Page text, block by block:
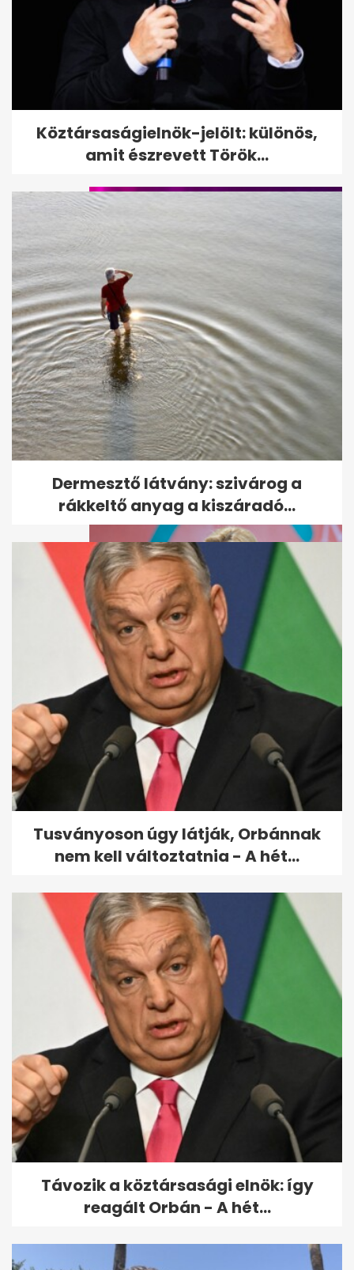
Elhunyt a Grease sztárja,
Susan Buckner
Telex: Justin Bieber Tiborcz
István kastélyszállójában
bulizott...
Rogán Cecília fürdőruhában
posztolt
Köztársaságielnök-jelölt: különös,
amit észrevett Török...
Dermesztő látvány: szivárog a
rákkeltő anyag a kiszáradó...
Tusványoson úgy látják, Orbánnak
nem kell változtatnia - A hét...
Távozik a köztársasági elnök: így
reagált Orbán - A hét...